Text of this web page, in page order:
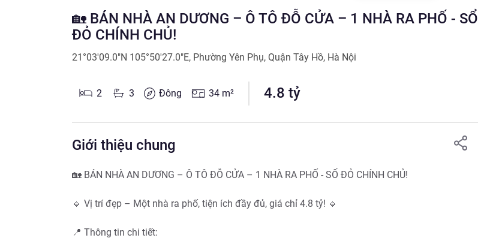
🏡 BÁN NHÀ AN DƯƠNG – Ô TÔ ĐỖ CỬA – 1 NHÀ RA PHỐ - SỔ
ĐỎ CHÍNH CHỦ!
21°03'09.0"N 105°50'27.0"E, Phường Yên Phụ, Quận Tây Hồ, Hà Nội
2 3 Đông 34 m² 4.8 tỷ
Giới thiệu chung
🏡 BÁN NHÀ AN DƯƠNG – Ô TÔ ĐỖ CỬA – 1 NHÀ RA PHỐ - SỔ ĐỎ CHÍNH CHỦ!
🔹 Vị trí đẹp – Một nhà ra phố, tiện ích đầy đủ, giá chỉ 4.8 tỷ! 🔹
📍 Thông tin chi tiết: